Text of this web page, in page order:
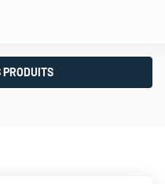
PRODUITS